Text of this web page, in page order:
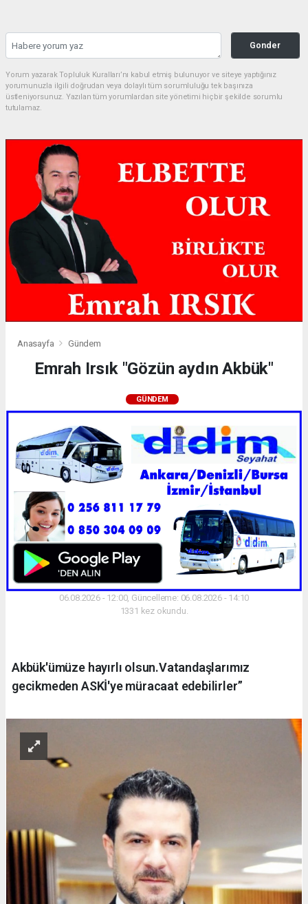
Gonder
Yorum yazarak Topluluk Kuralları’nı kabul etmiş bulunuyor ve siteye yaptığınız
yorumunuzla ilgili doğrudan veya dolaylı tüm sorumluluğu tek başınıza
üstleniyorsunuz. Yazılan tüm yorumlardan site yönetimi hiçbir şekilde sorumlu
tutulamaz.
Anasayfa Gündem
Emrah Irsık "Gözün aydın Akbük"
GÜNDEM
06.08.2026 - 12:00, Güncelleme: 06.08.2026 - 14:10
1331 kez okundu.
Akbük'ümüze hayırlı olsun.Vatandaşlarımız
gecikmeden ASKİ'ye müracaat edebilirler”